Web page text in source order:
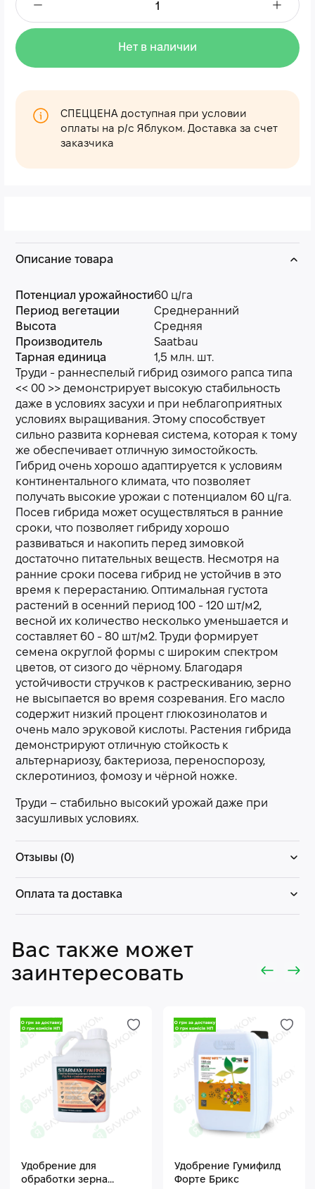
Нет в наличии
СПЕЦЦЕНА доступная при условии
оплаты на р/с Яблуком. Доставка за счет
заказчика
Описание товара
Потенциал урожайности60 ц/га
Период вегетации
Среднеранний
Высота
Средняя
Производитель
Saatbau
Тарная единица
1,5 млн. шт.
Труди - раннеспелый гибрид озимого рапса типа
<< 00 >> демонстрирует высокую стабильность
даже в условиях засухи и при неблагоприятных
условиях выращивания. Этому способствует
сильно развита корневая система, которая к тому
же обеспечивает отличную зимостойкость.
Гибрид очень хорошо адаптируется к условиям
континентального климата, что позволяет
получать высокие урожаи с потенциалом 60 ц/га.
Посев гибрида может осуществляться в ранние
сроки, что позволяет гибриду хорошо
развиваться и накопить перед зимовкой
достаточно питательных веществ. Несмотря на
ранние сроки посева гибрид не устойчив в это
время к перерастанию. Оптимальная густота
растений в осенний период 100 - 120 шт/м2,
весной их количество несколько уменьшается и
составляет 60 - 80 шт/м2. Труди формирует
семена округлой формы с широким спектром
цветов, от сизого до чёрному. Благодаря
устойчивости стручков к растрескиванию, зерно
не высыпается во время созревания. Его масло
содержит низкий процент глюкозинолатов и
очень мало эруковой кислоты. Растения гибрида
демонстрируют отличную стойкость к
альтернариозу, бактериоза, переноспорозу,
склеротиниоз, фомозу и чёрной ножке.
Труди – стабильно высокий урожай даже при
засушливых условиях.
Отзывы (0)
Оплата та доставка
Вас также может
заинтересовать
Удобрение для
обработки зерна
Удобрение Гумифилд
Форте Брикс